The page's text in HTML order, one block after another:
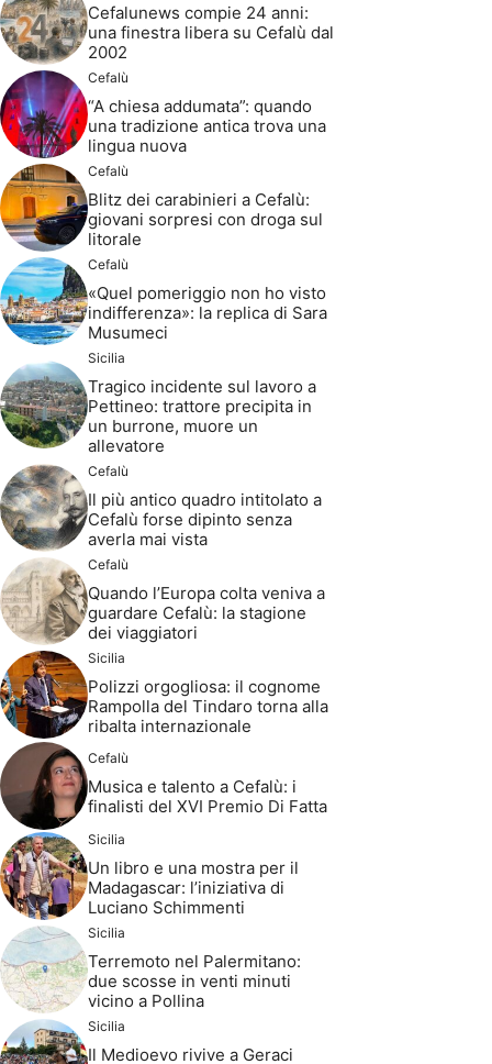
Cefalunews compie 24 anni:
una finestra libera su Cefalù dal
2002
Cefalù
“A chiesa addumata”: quando
una tradizione antica trova una
lingua nuova
Cefalù
Blitz dei carabinieri a Cefalù:
giovani sorpresi con droga sul
litorale
Cefalù
«Quel pomeriggio non ho visto
indifferenza»: la replica di Sara
Musumeci
Sicilia
Tragico incidente sul lavoro a
Pettineo: trattore precipita in
un burrone, muore un
allevatore
Cefalù
Il più antico quadro intitolato a
Cefalù forse dipinto senza
averla mai vista
Cefalù
Quando l’Europa colta veniva a
guardare Cefalù: la stagione
dei viaggiatori
Sicilia
Polizzi orgogliosa: il cognome
Rampolla del Tindaro torna alla
ribalta internazionale
Cefalù
Musica e talento a Cefalù: i
finalisti del XVI Premio Di Fatta
Sicilia
Un libro e una mostra per il
Madagascar: l’iniziativa di
Luciano Schimmenti
Sicilia
Terremoto nel Palermitano:
due scosse in venti minuti
vicino a Pollina
Sicilia
Il Medioevo rivive a Geraci